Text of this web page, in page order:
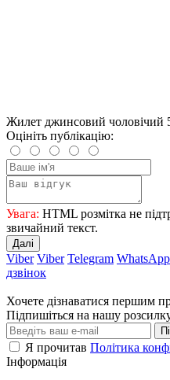
Жилет джинсовий
Оцініть публікацію:
Увага: HTML розмітка не
звичайний текст.
Далі
Viber Viber Telegram WhatsApp
дзвінок
Хочете дізнаватися першим
Підпишіться на нашу
Я прочитав Політика
Інформація